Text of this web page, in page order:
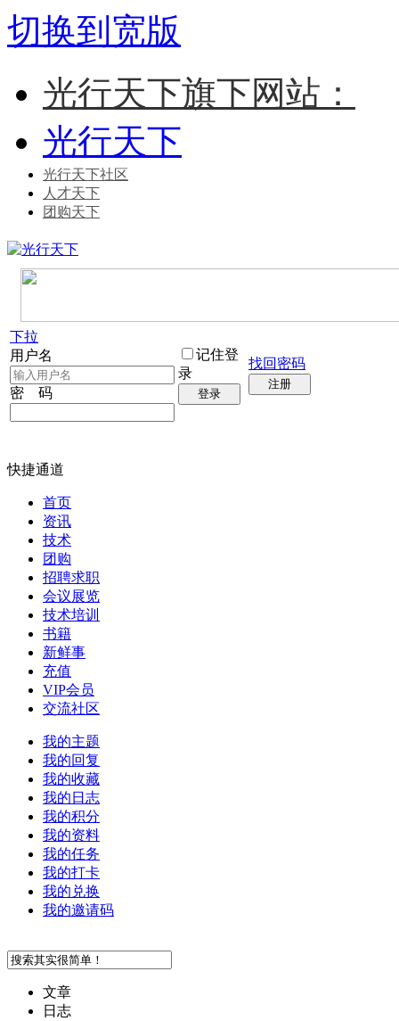
切换到宽版
光行天下旗下网站：
光行天下
光行天下社区
人才天下
团购天下
下拉
用户名
密 码
记住登
录
登录
找回密码
注册
快捷通道
首页
资讯
技术
团购
招聘求职
会议展览
技术培训
书籍
新鲜事
充值
VIP会员
交流社区
我的主题
我的回复
我的收藏
我的日志
我的积分
我的资料
我的任务
我的打卡
我的兑换
我的邀请码
文章
日志